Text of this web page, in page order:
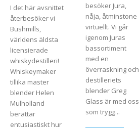
I det här avsnittet
återbesöker vi
Bushmills,
världens äldsta
licensierade
whiskydestilleri!
Whiskeymaker
tillika master
blender Helen
Mulholland
berättar
entusiastiskt hur
besöker Jura,
nåja, åtminstone
virtuellt. Vi går
igenom Juras
bassortiment
med en
överraskning och
destilleriets
blender Greg
Glass är med oss
som trygg...